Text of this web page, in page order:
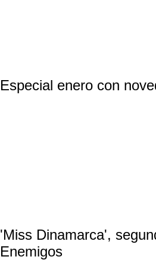
Especial enero con
'Miss Dinamarca',
Enemigos